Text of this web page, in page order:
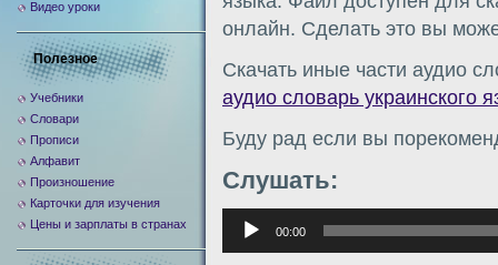
онлайн. Сделать это вы
Скачать иные части аудио
аудио словарь украинского
Буду рад если вы
Слушать:
Аудиоплеер
00:00
Видео уроки
Полезное
Учебники
Словари
Прописи
Алфавит
Произношение
Карточки для изучения
Цены и зарплаты в странах